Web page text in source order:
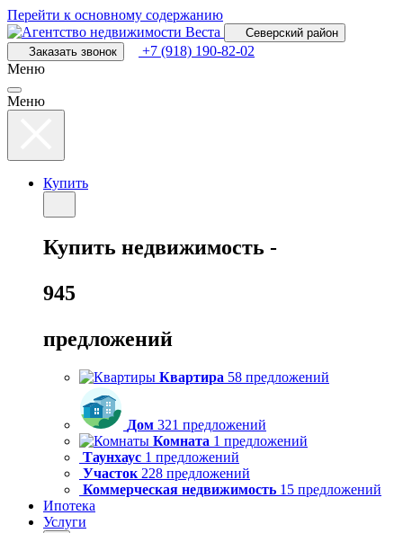
Перейти к основному содержанию
Северский район
Заказать звонок
+7 (918) 190-82-02
Меню
Меню
Купить
Купить недвижимость -
945
предложений
Квартира 58 предложений
Дом 321 предложений
Комната 1 предложений
Таунхаус 1 предложений
Участок 228 предложений
Коммерческая недвижимость 15 предложений
Ипотека
Услуги